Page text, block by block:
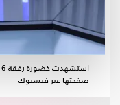
صفحتها عبر فيسبوك